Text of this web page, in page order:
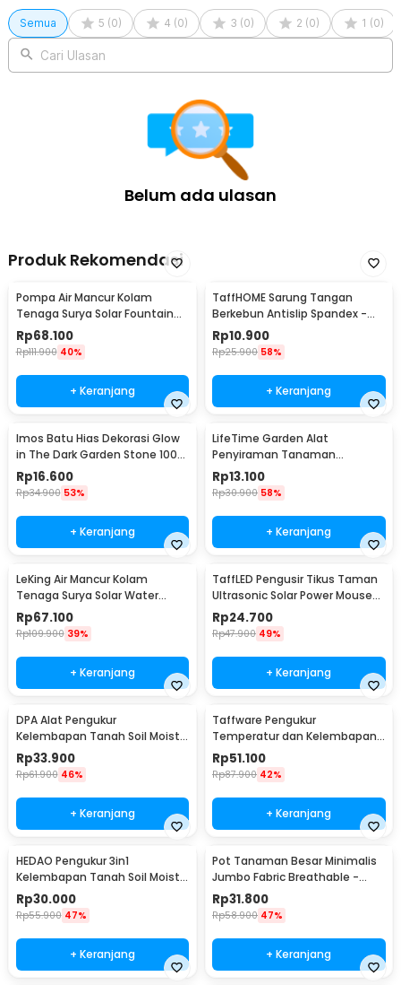
Semua 5 (0) 4 (0) 3 (0) 2 (0) 1 (0)
Cari Ulasan
Belum ada ulasan
Produk Rekomendasi
Pompa Air Mancur Kolam
Tenaga Surya Solar Fountain
7V 1.5W 200L/H - GY-D-001
Rp68.100
Rp111.900 40%
+ Keranjang
TaffHOME Sarung Tangan
Berkebun Antislip Spandex -
CZ-0146
Rp10.900
Rp25.900 58%
+ Keranjang
Imos Batu Hias Dekorasi Glow
in The Dark Garden Stone 100
PCS - HC0043
Rp16.600
Rp34.900 53%
+ Keranjang
LifeTime Garden Alat
Penyiraman Tanaman
Otomatis Micro Drip 2 PCS -
95109
Rp13.100
Rp30.900 58%
+ Keranjang
LeKing Air Mancur Kolam
Tenaga Surya Solar Water
Fountain - AS10A
Rp67.100
Rp109.900 39%
+ Keranjang
TaffLED Pengusir Tikus Taman
Ultrasonic Solar Power Mouse
Repellent - HR-533
Rp24.700
Rp47.900 49%
+ Keranjang
DPA Alat Pengukur
Kelembapan Tanah Soil Moist
PH Detector Analyzer - DPA301
Rp33.900
Rp61.900 46%
+ Keranjang
Taffware Pengukur
Temperatur dan Kelembapan
Tanah Soil PH - TPH01803
Rp51.100
Rp87.900 42%
+ Keranjang
HEDAO Pengukur 3in1
Kelembapan Tanah Soil Moist
pH Analyzer - TL00378
Rp30.000
Rp55.900 47%
+ Keranjang
Pot Tanaman Besar Minimalis
Jumbo Fabric Breathable -
DFT24
Rp31.800
Rp58.900 47%
+ Keranjang